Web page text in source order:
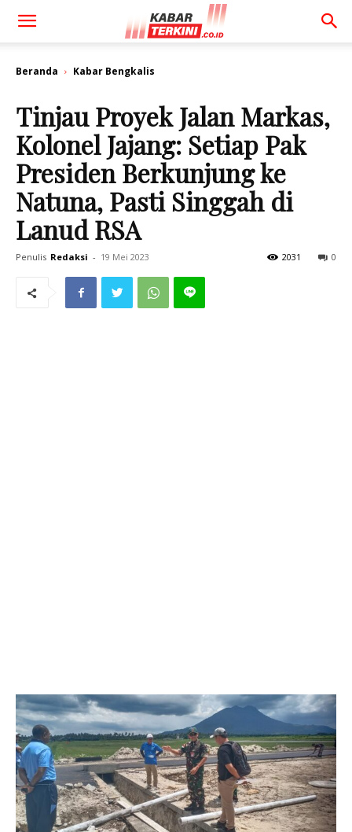
Beranda Kabar Bengkalis
Tinjau Proyek Jalan Markas,
Kolonel Jajang: Setiap Pak
Presiden Berkunjung ke
Natuna, Pasti Singgah di
Lanud RSA
Penulis Redaksi - 19 Mei 2023 0
2031